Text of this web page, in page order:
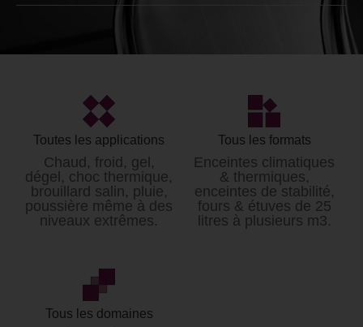
Toutes les applications
Chaud, froid, gel,
dégel, choc thermique,
brouillard salin, pluie,
poussière même à des
niveaux extrêmes.
Tous les formats
Enceintes climatiques
& thermiques,
enceintes de stabilité,
fours & étuves de 25
litres à plusieurs m3.
Tous les domaines
Générateur climatique
*Données non contractuelles et modifiables sans
préavis.
Tarifs hors prestation de livraison et mise en service.